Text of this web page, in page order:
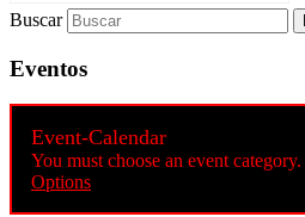
Buscar
Eventos
Event-Calendar
You must choose an event category.
Options